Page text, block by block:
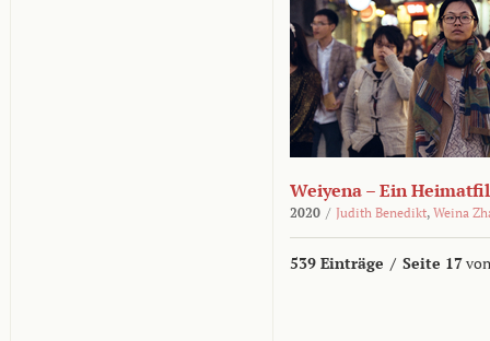
Weiyena – Ein
2020 / Judith Benedikt, Weina
539 Einträge / Seite 17